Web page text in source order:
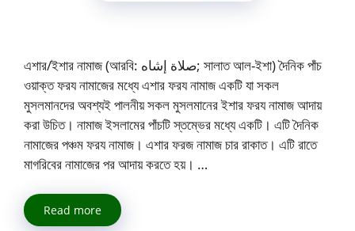
এশার/ইশার নামাজ (আরবি: صلاة إشاه‎; সালাত আল-ইশা) দৈনিক পাঁচ
ওয়াক্ত ফরয নামাজের মধ্যে এশার ফরয নামাজ একটি যা সকল
মুসলমানদের অবশ্যই পালনীয় সকল মুসলমানের ইশার ফরয নামাজ আদায়
করা উচিত। নামাজ ইসলামের পাঁচটি স্তম্ভের মধ্যে একটি। এটি দৈনিক
নামাজের পঞ্চম ফরয নামাজ। এশার ফরজ নামাজ চার রাকাত। এটি রাতে
মাগরিবের নামাজের পর আদায় করতে হয়। …
Read more